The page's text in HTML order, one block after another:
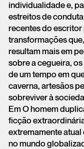
individualidade e,
estreitos de
recentes do
transformações
resultam mais em
sobre a cegueira,
de um tempo em
caverna, artesãos
sobreviver à
Em O homem
ficção
extremamente atual
no mundo